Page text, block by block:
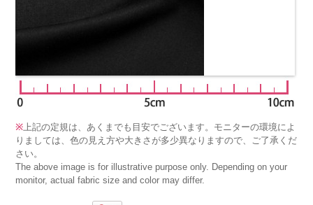
※上記の定規は、あくまでも目安でございます。モニターの環境によ
りましては、色の見え方や大きさが多少異なりますので、ご了承くだ
さい。
The above image is for illustrative purpose only. Depending on your
monitor, actual fabric size and color may differ.